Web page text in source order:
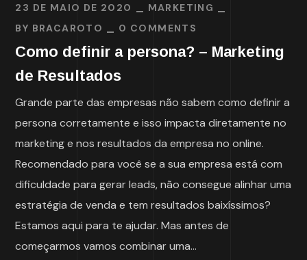
23 DE MAIO DE 2020
MARKETING
BY BRACAROTO 0 COMMENTS
Como definir a persona? – Marketing
de Resultados
Grande parte das empresas não sabem como definir a
persona corretamente e isso impacta diretamente no
marketing e nos resultados da empresa no online.
Recomendado para você se a sua empresa está com
dificuldade para gerar leads, não consegue alinhar uma
estratégia de venda e tem resultados baixíssimos?
Estamos aqui para te ajudar. Mas antes de
começarmos vamos combinar uma...